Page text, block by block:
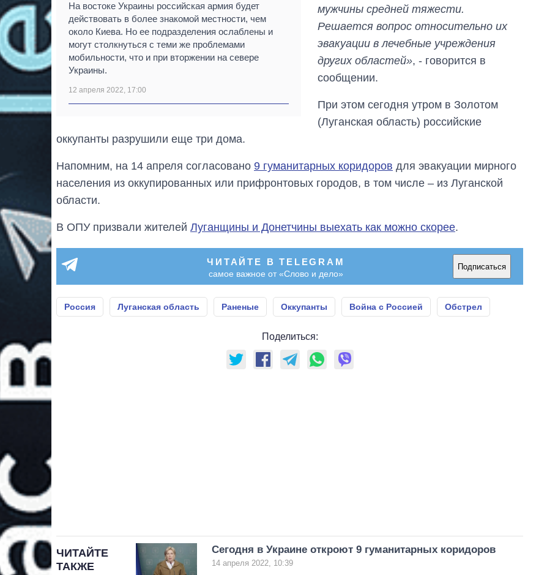
На востоке Украины российская армия будет
действовать в более знакомой местности, чем
около Киева. Но ее подразделения ослаблены и
могут столкнуться с теми же проблемами
мобильности, что и при вторжении на севере
Украины.
12 апреля 2022, 17:00
мужчины средней тяжести.
Решается вопрос относительно их
эвакуации в лечебные учреждения
других областей», - говорится в
сообщении.
При этом сегодня утром в Золотом
(Луганская область) российские
оккупанты разрушили еще три дома.
Напомним, на 14 апреля согласовано 9 гуманитарных коридоров для эвакуации мирного
населения из оккупированных или прифронтовых городов, в том числе – из Луганской
области.
В ОПУ призвали жителей Луганщины и Донетчины выехать как можно скорее.
ЧИТАЙТЕ В TELEGRAM
самое важное от «Слово и дело»
Подписаться
Россия Луганская область Раненые Оккупанты Война с Россией Обстрел
Поделиться:
ЧИТАЙТЕ
ТАКЖЕ
Сегодня в Украине откроют 9 гуманитарных коридоров
14 апреля 2022, 10:39
От 1 месяца – до 5
лет: кто и как долго
занимал